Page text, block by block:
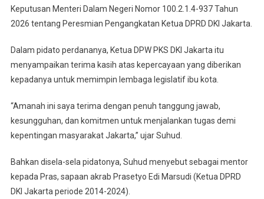
Keputusan Menteri Dalam Negeri Nomor 100.2.1.4-937 Tahun
2026 tentang Peresmian Pengangkatan Ketua DPRD DKI Jakarta.
Dalam pidato perdananya, Ketua DPW PKS DKI Jakarta itu
menyampaikan terima kasih atas kepercayaan yang diberikan
kepadanya untuk memimpin lembaga legislatif ibu kota.
“Amanah ini saya terima dengan penuh tanggung jawab,
kesungguhan, dan komitmen untuk menjalankan tugas demi
kepentingan masyarakat Jakarta,” ujar Suhud.
Bahkan disela-sela pidatonya, Suhud menyebut sebagai mentor
kepada Pras, sapaan akrab Prasetyo Edi Marsudi (Ketua DPRD
DKI Jakarta periode 2014-2024).